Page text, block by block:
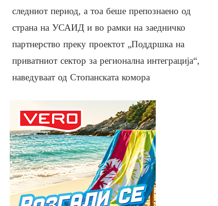
следниот период, а тоа беше препознаено од
страна на УСАИД и во рамки на заедничко
партнерство преку проектот „Поддршка на
приватниот сектор за регионална интеграција“,
наведуваат од Стопанската комора